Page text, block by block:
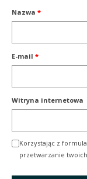
Nazwa *
E-mail *
Witryna internetowa
Korzystając z
przetwarzanie